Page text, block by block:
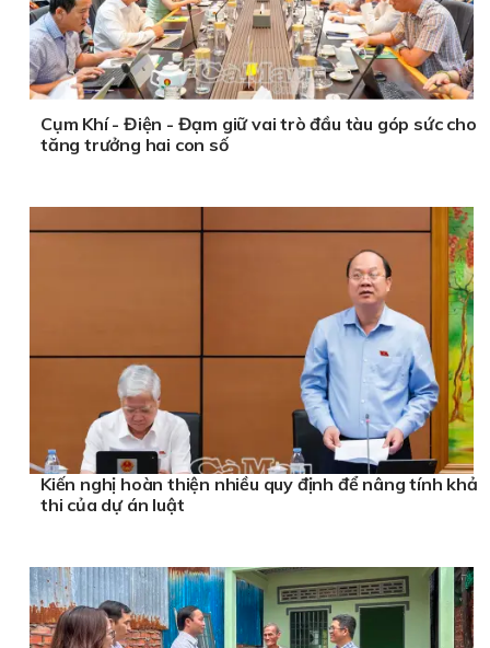
Cụm Khí - Điện - Đạm giữ vai trò đầu tàu góp sức cho
tăng trưởng hai con số
Kiến nghị hoàn thiện nhiều quy định để nâng tính khả
thi của dự án luật